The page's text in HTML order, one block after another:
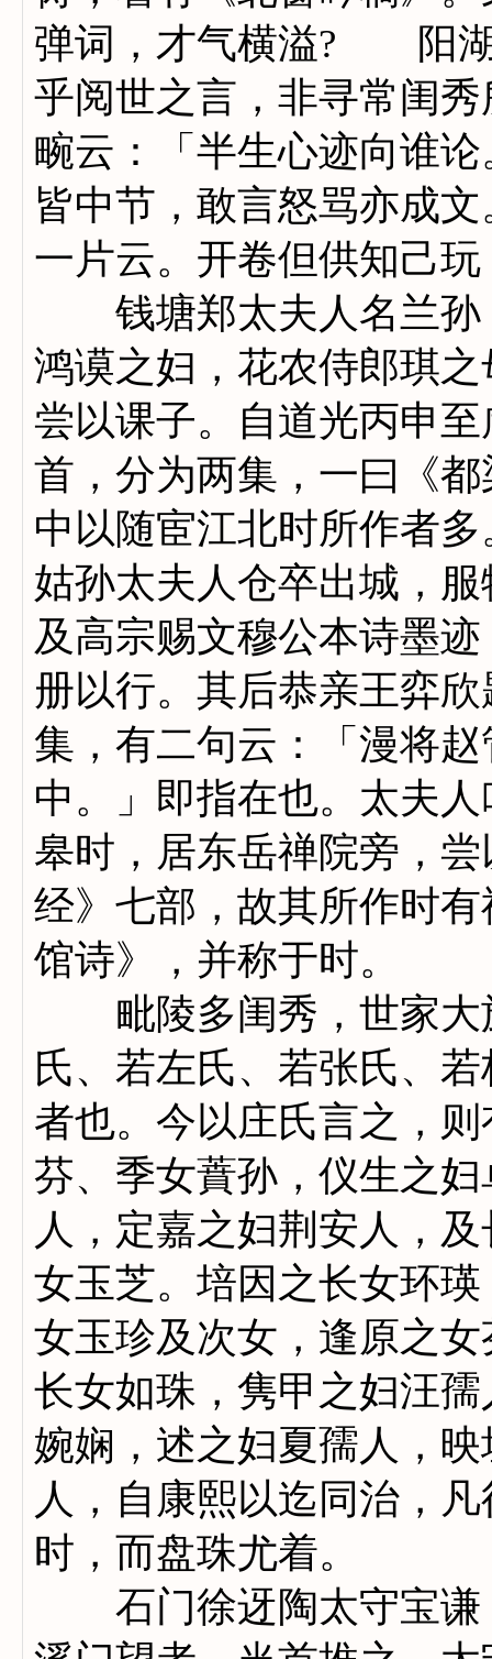
弹词，才气横溢? 阳湖
乎阅世之言，非寻常闺
畹云：「半生心迹向谁
皆中节，敢言怒骂亦成
一片云。开卷但供知己
钱塘郑太夫人名兰孙
鸿谟之妇，花农侍郎琪
尝以课子。自道光丙申
首，分为两集，一曰《
中以随宦江北时所作者
姑孙太夫人仓卒出城，
及高宗赐文穆公本诗墨
册以行。其后恭亲王弈
集，有二句云：「漫将
中。」即指在也。太夫
皋时，居东岳禅院旁，
经》七部，故其所作时
馆诗》，并称于时。
毗陵多闺秀，世家大
氏、若左氏、若张氏、
者也。今以庄氏言之，
芬、季女蕡孙，仪生之
人，定嘉之妇荆安人，
女玉芝。培因之长女环
女玉珍及次女，逢原之
长女如珠，隽甲之妇汪
婉娴，述之妇夏孺人，
人，自康熙以迄同治，
时，而盘珠尤着。
石门徐迓陶太守宝谦